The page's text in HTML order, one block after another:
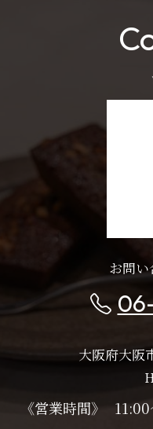
お問
大阪府大阪
《営業時間》